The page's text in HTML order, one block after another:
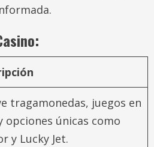
tragamonedas, juegos en
opciones únicas como
y Lucky Jet.